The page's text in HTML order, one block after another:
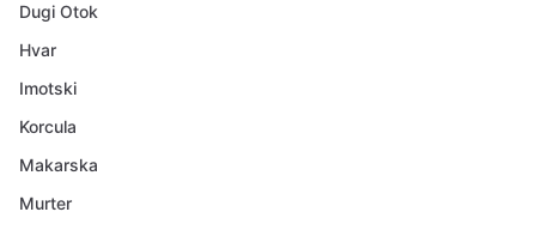
Dugi Otok
Hvar
Imotski
Korcula
Makarska
Murter